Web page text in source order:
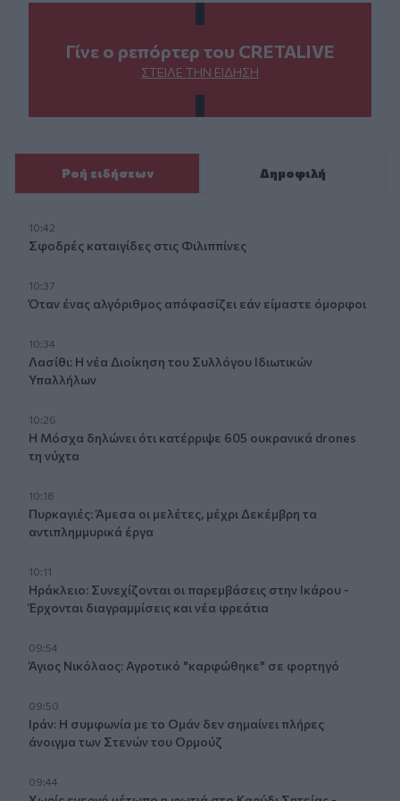
Γίνε ο ρεπόρτερ του CRETALIVE
ΣΤΕΊΛΕ ΤΗΝ ΕΊΔΗΣΗ
Ροή ειδήσεων Δημοφιλή
10:42
Σφοδρές καταιγίδες στις Φιλιππίνες
10:37
Όταν ένας αλγόριθμος απόφασίζει εάν είμαστε όμορφοι
10:34
Λασίθι: Η νέα Διοίκηση του Συλλόγου Ιδιωτικών
Υπαλλήλων
10:26
Η Μόσχα δηλώνει ότι κατέρριψε 605 ουκρανικά drones
τη νύχτα
10:18
Πυρκαγιές: Άμεσα οι μελέτες, μέχρι Δεκέμβρη τα
αντιπλημμυρικά έργα
10:11
Ηράκλειο: Συνεχίζονται οι παρεμβάσεις στην Ικάρου -
Έρχονται διαγραμμίσεις και νέα φρεάτια
09:54
Άγιος Νικόλαος: Αγροτικό "καρφώθηκε" σε φορτηγό
09:50
Ιράν: Η συμφωνία με το Ομάν δεν σημαίνει πλήρες
άνοιγμα των Στενών του Ορμούζ
09:44